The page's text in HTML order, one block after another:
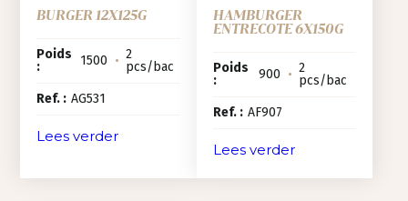
BURGER 12X125G
Poids
:
1500 • 2
pcs/bac
Ref. : AG531
Lees verder
HAMBURGER
ENTRECOTE 6X150G
Poids
:
900 • 2
pcs/bac
Ref. : AF907
Lees verder